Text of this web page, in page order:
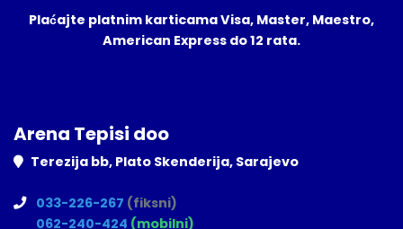
Plaćajte platnim karticama Visa, Master, Maestro,
American Express do 12 rata.
Arena Tepisi doo
Terezija bb, Plato Skenderija, Sarajevo
033-226-267 (fiksni)
062-240-424 (mobilni)